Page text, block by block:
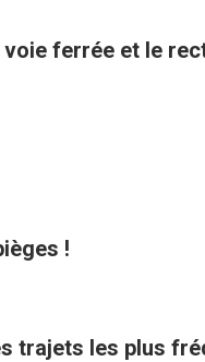
voie ferrée et le
!
trajets les plus